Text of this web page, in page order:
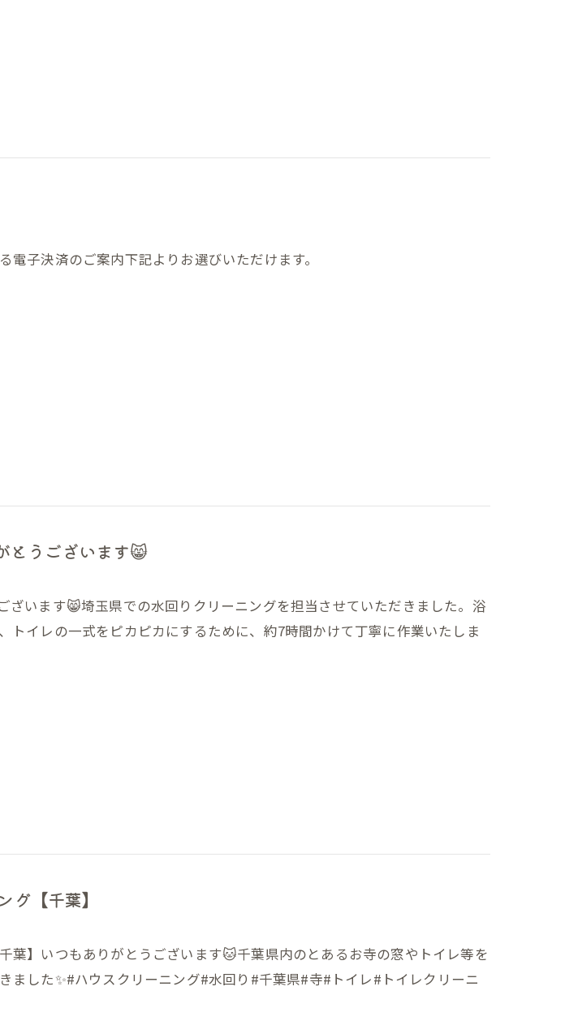
電子決済のご案内下記よりお選びいただけます。
とうございます😸
ざいます😸埼玉県での水回りクリーニングを担当させていただきました。浴
トイレの一式をピカピカにするために、約7時間かけて丁寧に作業いたしま
グ【千葉】
葉】いつもありがとうございます🐱千葉県内のとあるお寺の窓やトイレ等を
ました✨️#ハウスクリーニング#水回り#千葉県#寺#トイレ#トイレクリーニ